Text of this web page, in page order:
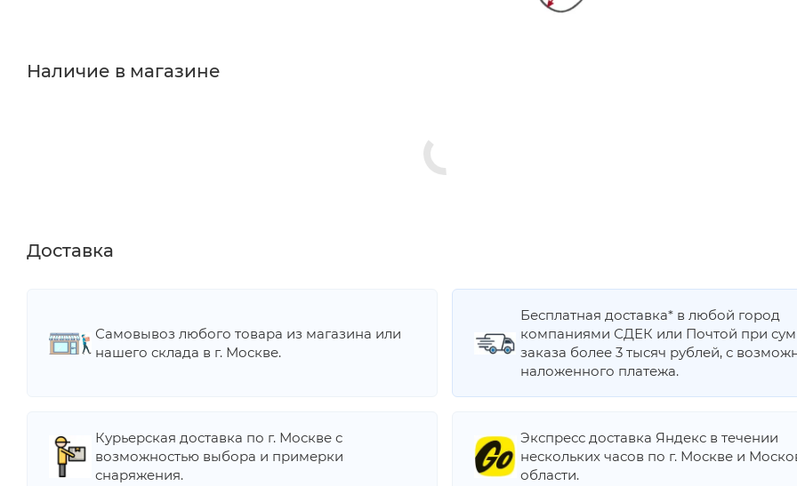
Наличие в магазине
Доставка
Самовывоз любого товара из магазина или
нашего склада в г. Москве.
Бесплатная доставка* в любой город
компаниями СДЕК или Почтой при
заказа более 3 тысяч рублей, с
наложенного платежа.
Курьерская доставка по г. Москве с
возможностью выбора и примерки
снаряжения.
Экспресс доставка Яндекс в течении
нескольких часов по г. Москве и
области.